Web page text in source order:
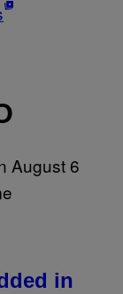
in